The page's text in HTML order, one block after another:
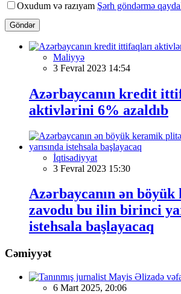
Oxudum və razıyam Şərh göndərmə
Göndər
Maliyyə
3 Fevral 2023 14:54
Azərbaycanın kredit
aktivlərini 6% azaldıb
İqtisadiyyat
3 Fevral 2023 15:30
Azərbaycanın ən
zavodu bu ilin birinci
istehsala başlayacaq
Cəmiyyət
6 Mart 2025, 20:06